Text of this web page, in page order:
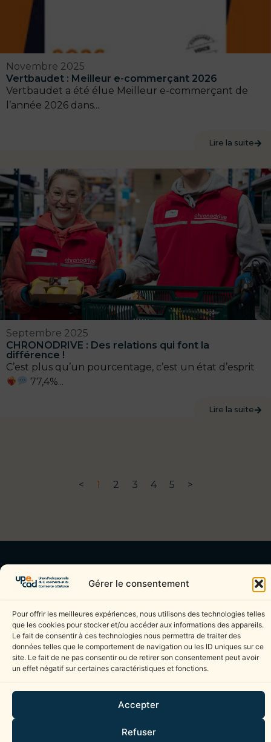
Gérer le consentement
Pour offrir les meilleures expériences, nous utilisons des technologies telles
que les cookies pour stocker et/ou accéder aux informations des appareils.
Le fait de consentir à ces technologies nous permettra de traiter des
données telles que le comportement de navigation ou les ID uniques sur ce
site. Le fait de ne pas consentir ou de retirer son consentement peut avoir
un effet négatif sur certaines caractéristiques et fonctions.
Accepter
Refuser
Vertbaudet : Meilleur e-commerçant 2026
Novembre 2025
Vertbaudet a été élue Meilleur e-commerçant de
l’année 2026 dans...
Lire la suite
CHRONODRIVE : Des relations qui font la
différence !
Septembre 2025
C’est plus qu’un pourcentage, c’est un état d’esprit
77,4%...
Lire la suite
< 1 2 3 4 5 >
NOUS CONTACTER
40 rue Eugène Jacquet
59700 Marcq En Baroeul
03 20 99 47 26
Mentions légales
Cookies (UE)
de Google s’appliquent.